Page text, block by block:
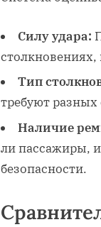
Силу удара:
Тип
требуют разных
Наличие
ли пассажиры,
безопасности.